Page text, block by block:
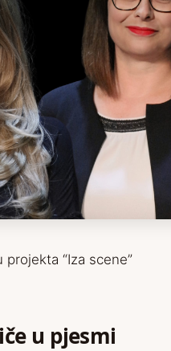
“Iza scene”
u pjesmi